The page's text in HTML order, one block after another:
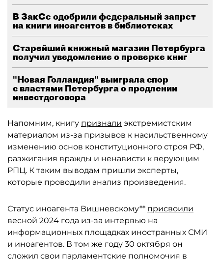
В ЗакСе одобрили федеральный запрет
на книги иноагентов в библиотеках
Старейший книжный магазин Петербурга
получил уведомление о проверке книг
"Новая Голландия" выиграла спор
с властями Петербурга о продлении
инвестдоговора
Напомним, книгу признали экстремистским
материалом из-за призывов к насильственному
изменению основ конституционного строя РФ,
разжигания вражды и ненависти к верующим
РПЦ. К таким выводам пришли эксперты,
которые проводили анализ произведения.
Статус иноагента Вишневскому** присвоили
весной 2024 года из-за интервью на
информационных площадках иностранных СМИ
и иноагентов. В том же году 30 октября он
сложил свои парламентские полномочия в